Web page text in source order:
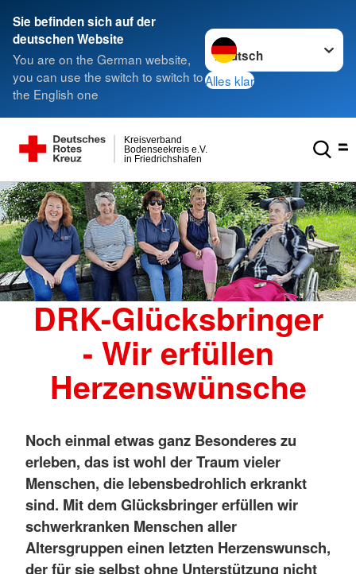
Sie befinden sich auf der
deutschen Website
You are on the German website,
you can use the switch to switch to
the English one
Sprache wechseln zu
Alles klar
in Friedrichshafen
Bodenseekreis e.V.
Kreisverband
DRK-Glücksbringer
- Wir erfüllen
Herzenswünsche
Noch einmal etwas ganz Besonderes zu
erleben, das ist wohl der Traum vieler
Menschen, die lebensbedrohlich erkrankt
sind. Mit dem Glücksbringer erfüllen wir
schwerkranken Menschen aller
Altersgruppen einen letzten Herzenswunsch,
der für sie selbst ohne Unterstützung nicht